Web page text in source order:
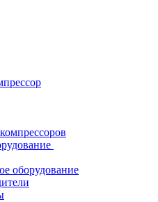
оборудование